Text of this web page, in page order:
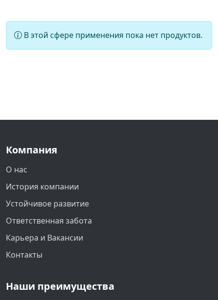
В этой сфере применения пока нет продуктов.
Компания
О нас
История компании
Устойчивое развитие
Ответственная забота
Карьера и Вакансии
Контакты
Наши преимущества